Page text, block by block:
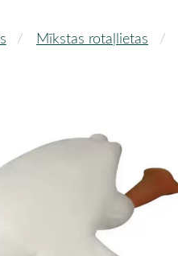
Mīkstas rotaļlietas